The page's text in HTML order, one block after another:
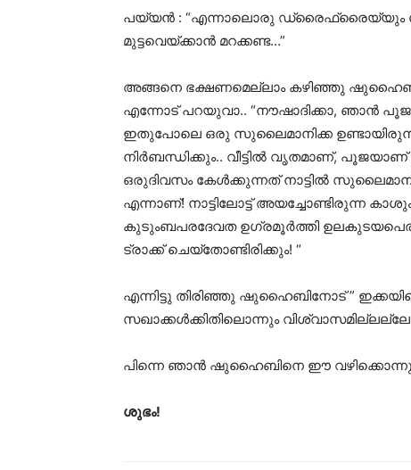
പയ്യൻ : “എന്നാലൊരു ഡ്രൈഫ്രൈയ്യും
മുട്ടവെയ്ക്കാൻ മറക്കണ്ട…”
അങ്ങനെ ഭക്ഷണമെല്ലാം കഴിഞ്ഞു ഷുഹൈബ്
എന്നോട് പറയുവാ.. “നൗഷാദിക്കാ, ഞാൻ
ഇതുപോലെ ഒരു സുലൈമാനിക്ക
നിർബന്ധിക്കും.. വീട്ടിൽ വൃതമാണ്,
ഒരുദിവസം കേൾക്കുന്നത് നാട്ടിൽ
എന്നാണ്! നാട്ടിലോട്ട് അയച്ചോണ്ടിരുന്ന
കുടുംബപരദേവത ഉഗ്രമൂർത്തി
ട്രാക്ക് ചെയ്തോണ്ടിരിക്കും! “
എന്നിട്ടു തിരിഞ്ഞു ഷുഹൈബിനോട് ”
സഖാക്കൾക്കിതിലൊന്നും
പിന്നെ ഞാൻ ഷുഹൈബിനെ ഈ
ശുഭം!